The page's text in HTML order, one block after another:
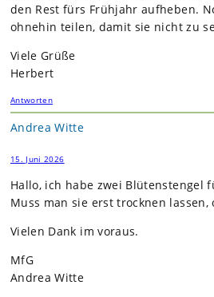
den Rest fürs Früh­jahr auf­he­ben.
ohne­hin tei­len, damit sie nicht zu
Viele Grüße
Her­bert
Antworten
Andrea Witte
15. Juni 2026
Hallo, ich habe zwei Blü­ten­sten­gel
Muss man sie erst trock­nen
Vie­len Dank im vor­aus.
MfG
Andrea Witte